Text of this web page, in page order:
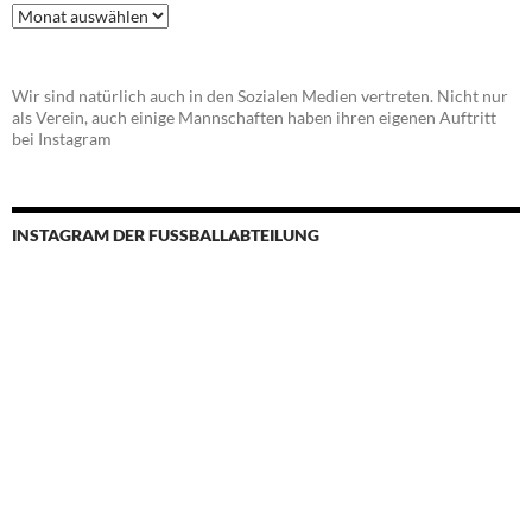
Beitragsarchiv
Wir sind natürlich auch in den Sozialen Medien vertreten. Nicht nur
als Verein, auch einige Mannschaften haben ihren eigenen Auftritt
bei Instagram
INSTAGRAM DER FUSSBALLABTEILUNG